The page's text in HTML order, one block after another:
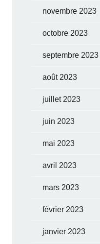
novembre 2023
octobre 2023
septembre 2023
août 2023
juillet 2023
juin 2023
mai 2023
avril 2023
mars 2023
février 2023
janvier 2023